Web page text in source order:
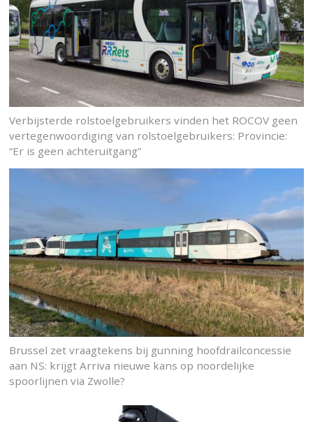
Verbijsterde rolstoelgebruikers vinden het ROCOV geen
vertegenwoordiging van rolstoelgebruikers: Provincie:
“Er is geen achteruitgang”
Brussel zet vraagtekens bij gunning hoofdrailconcessie
aan NS: krijgt Arriva nieuwe kans op noordelijke
spoorlijnen via Zwolle?